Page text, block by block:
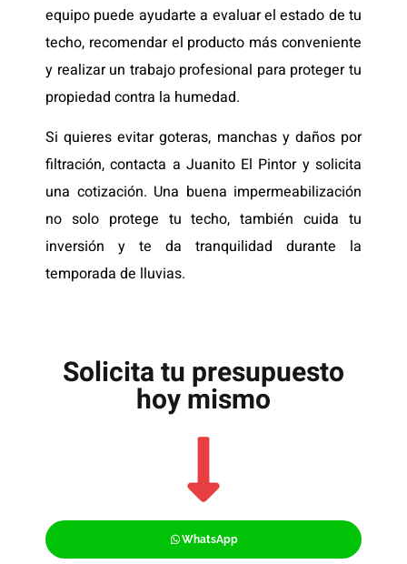
equipo puede ayudarte a evaluar el estado de tu
techo, recomendar el producto más conveniente
y realizar un trabajo profesional para proteger tu
propiedad contra la humedad.
Si quieres evitar goteras, manchas y daños por
filtración, contacta a Juanito El Pintor y solicita
una cotización. Una buena impermeabilización
no solo protege tu techo, también cuida tu
inversión y te da tranquilidad durante la
temporada de lluvias.
Solicita tu presupuesto
hoy mismo
WhatsApp